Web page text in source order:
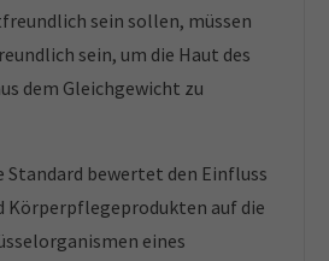
sein sollen, müssen
sein, um die Haut des
dem Gleichgewicht zu
Standard bewertet den Einfluss
Körperpflegeprodukten auf die
eines